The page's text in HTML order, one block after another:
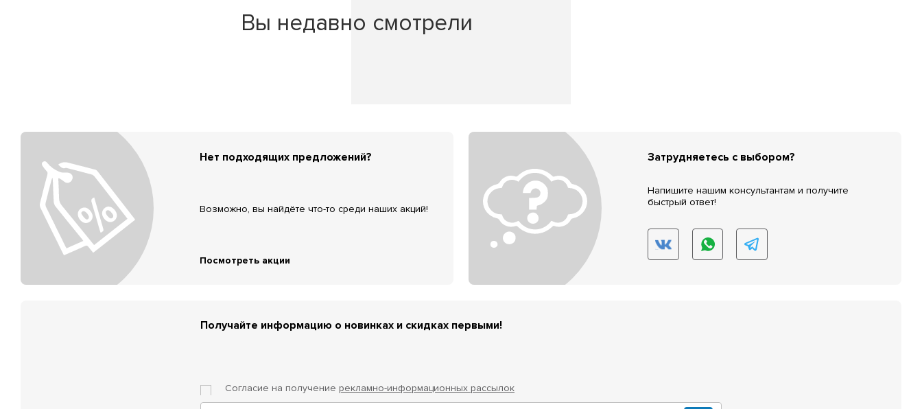
Вы недавно смотрели
Нет подходящих предложений?
Возможно, вы найдёте что-то среди наших акций!
Посмотреть акции
Затрудняетесь с выбором?
Напишите нашим консультантам и получите
быстрый ответ!
Получайте информацию о новинках и скидках первыми!
Согласие на получение рекламно-информационных рассылок